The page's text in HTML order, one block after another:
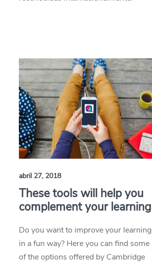
abril 27, 2018
These tools will help you
complement your learning
Do you want to improve your learning
in a fun way? Here you can find some
of the options offered by Cambridge